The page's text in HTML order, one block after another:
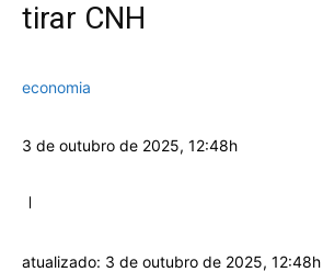
tirar CNH
economia
3 de outubro de 2025, 12:48h
atualizado: 3 de outubro de 2025, 12:48h